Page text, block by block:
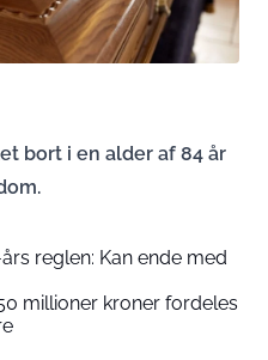
bort i en alder af 84 år
reglen: Kan ende med
millioner kroner fordeles